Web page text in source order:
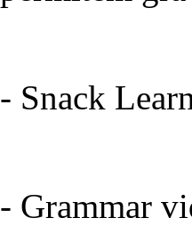
- Snack
- Grammar